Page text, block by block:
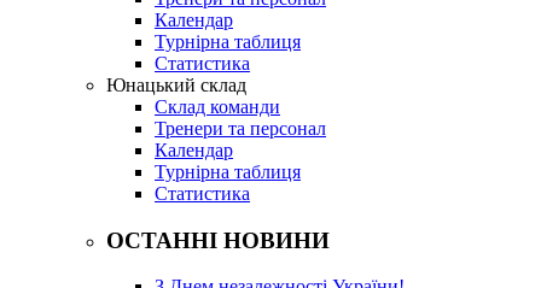
Календар
Турнірна таблиця
Статистика
Юнацький склад
Склад команди
Тренери та персонал
Календар
Турнірна таблиця
Статистика
ОСТАННІ НОВИНИ